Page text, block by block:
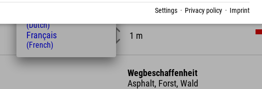
1 m
Wegbeschaffenheit
Asphalt, Forst, Wald
Settings · Privacy policy · Imprint
(Hungarian)
(Dutch)
Français
(French)